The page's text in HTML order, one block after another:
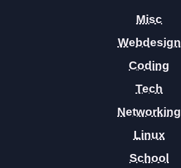
Misc
Webdesign
Coding
Tech
Networking
Linux
School